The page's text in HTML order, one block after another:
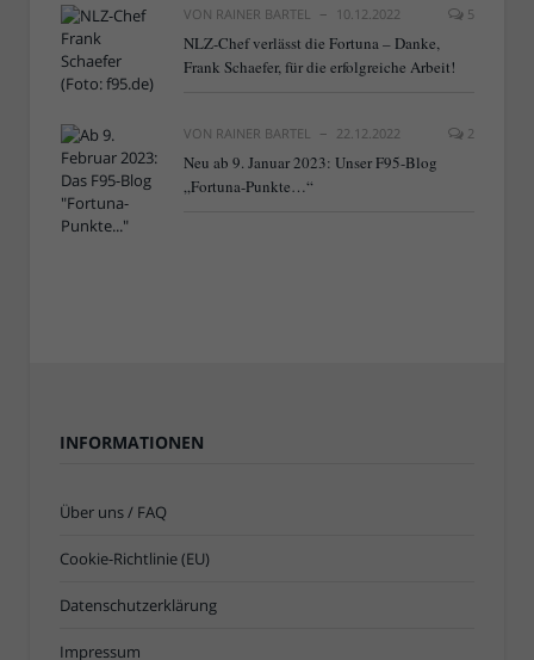
VON RAINER BARTEL 10.12.2022 5
NLZ-Chef verlässt die Fortuna – Danke,
Frank Schaefer, für die erfolgreiche Arbeit!
VON RAINER BARTEL 22.12.2022 2
Neu ab 9. Januar 2023: Unser F95-Blog
„Fortuna-Punkte…“
INFORMATIONEN
Über uns / FAQ
Cookie-Richtlinie (EU)
Datenschutzerklärung
Impressum